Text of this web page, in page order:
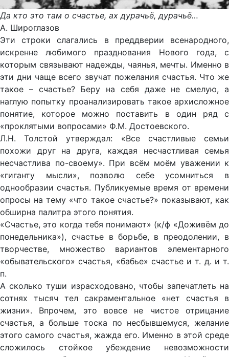
Да кто это там о счастье, ах дурачьё, дурачьё…
A. Широглазов
Эти строки слагались в преддверии всенародного,
искренне любимого празднования Нового года, с
которым связывают надежды, чаянья, мечты. Именно в
эти дни чаще всего звучат пожелания счастья. Что же
такое – счастье? Беру на себя даже не смелую, а
наглую попытку проанализировать такое архисложное
понятие, которое можно поставить в один ряд с
«проклятыми вопросами» Ф.М. Достоевского.
Л.Н. Толстой утверждал: «Все счастливые семьи
похожи друг на друга, каждая несчастливая семья
несчастлива по-своему». При всём моём уважении к
«гиганту мысли», позволю себе усомниться в
однообразии счастья. Публикуемые время от времени
опросы на тему «что такое счастье?» показывают, как
обширна палитра этого понятия.
«Счастье, это когда тебя понимают» (к/ф «Доживём до
понедельника»), счастье в борьбе, в преодолении, в
творчестве, множество вариантов элементарного
«обывательского» счастья, «бабье» счастье и т. д. и т.
п.
А сколько туши израсходовано, чтобы запечатлеть на
сотнях тысяч тел сакраментальное «нет счастья в
жизни». Впрочем, это вовсе не чистое отрицание
счастья, а больше тоска по несбывшемуся, желание
этого самого счастья, жажда его. Именно в этой среде
сложилось стойкое убеждение невозможности